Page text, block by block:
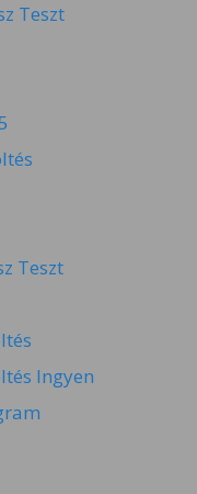
Teszt
Teszt
Ingyen